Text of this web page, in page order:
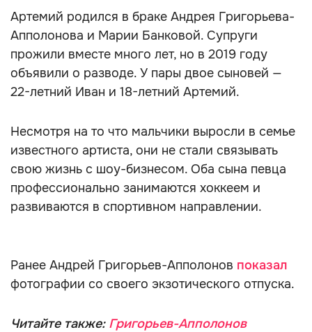
Артемий родился в браке Андрея Григорьева-
Апполонова и Марии Банковой. Супруги
прожили вместе много лет, но в 2019 году
объявили о разводе. У пары двое сыновей —
22-летний Иван и 18-летний Артемий.
Несмотря на то что мальчики выросли в семье
известного артиста, они не стали связывать
свою жизнь с шоу-бизнесом. Оба сына певца
профессионально занимаются хоккеем и
развиваются в спортивном направлении.
Ранее Андрей Григорьев-Апполонов показал
фотографии со своего экзотического отпуска.
Читайте также: Григорьев-Апполонов